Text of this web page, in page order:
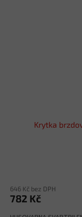
Krytka
646 Kč bez DPH
782 Kč